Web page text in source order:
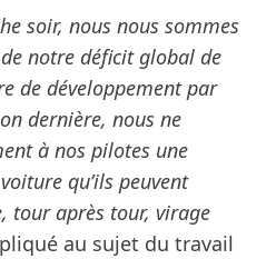
soir, nous nous sommes
notre déficit global de
de développement par
dernière, nous ne
à nos pilotes une
qu’ils peuvent
tour après tour, virage
au sujet du travail